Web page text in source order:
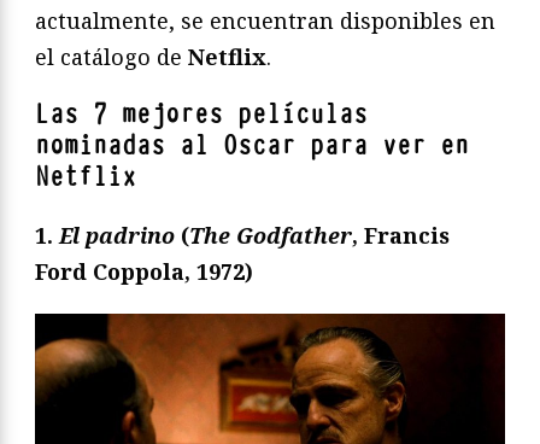
actualmente, se encuentran disponibles en
el catálogo de Netflix.
Las 7 mejores películas
nominadas al Oscar para ver en
Netflix
1. El padrino (The Godfather, Francis
Ford Coppola, 1972)